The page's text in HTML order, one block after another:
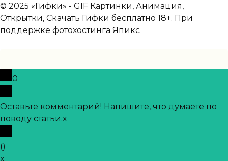
© 2025 «Гифки» - GIF Картинки, Анимация,
Открытки, Скачать Гифки бесплатно 18+. При
поддержке фотохостинга Япикс
0
Оставьте комментарий! Напишите, что думаете по
поводу статьи.x
()
x